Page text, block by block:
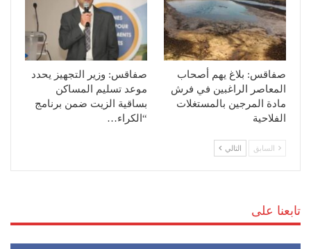
صفاقس: بلاغ يهم أصحاب
المعاصر الراغبين في فرش
مادة المرجين بالمستغلات
الفلاحية
صفاقس: وزير التجهيز يحدد
موعد تسليم المساكن
بساقية الزيت ضمن برنامج
“الكراء…
السابق التالي
تابعنا على